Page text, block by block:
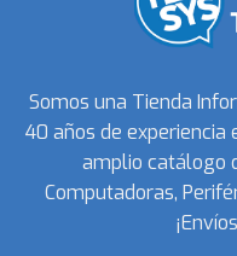
Somos una Tienda
40 años de experiencia
amplio catálogo
Computadoras,